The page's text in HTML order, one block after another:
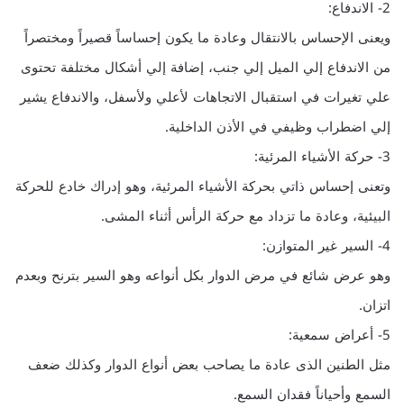
2- الاندفاع:
ويعنى الإحساس بالانتقال وعادة ما يكون إحساساً قصيراً ومختصراً
من الاندفاع إلي الميل إلي جنب، إضافة إلي أشكال مختلفة تحتوى
علي تغيرات في استقبال الاتجاهات لأعلي ولأسفل، والاندفاع يشير
إلي اضطراب وظيفي في الأذن الداخلية.
3- حركة الأشياء المرئية:
وتعنى إحساس ذاتي بحركة الأشياء المرئية، وهو إدراك خادع للحركة
البيئية، وعادة ما تزداد مع حركة الرأس أثناء المشى.
4- السير غير المتوازن:
وهو عرض شائع في مرض الدوار بكل أنواعه وهو السير بترنح وبعدم
اتزان.
5- أعراض سمعية:
مثل الطنين الذى عادة ما يصاحب بعض أنواع الدوار وكذلك ضعف
السمع وأحياناً فقدان السمع.